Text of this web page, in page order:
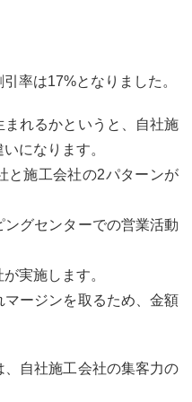
率は17%となりました。
れるかというと、自社施
になります。
と施工会社の2パターンが
グセンターでの営業活動
実施します。
ージンを取るため、金額
自社施工会社の集客力の